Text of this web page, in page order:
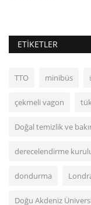
ETIKETLER
TTO minibüs
çekmeli vagon
Doğal temizlik ve
derecelendirme
dondurma
Doğu Akdeniz